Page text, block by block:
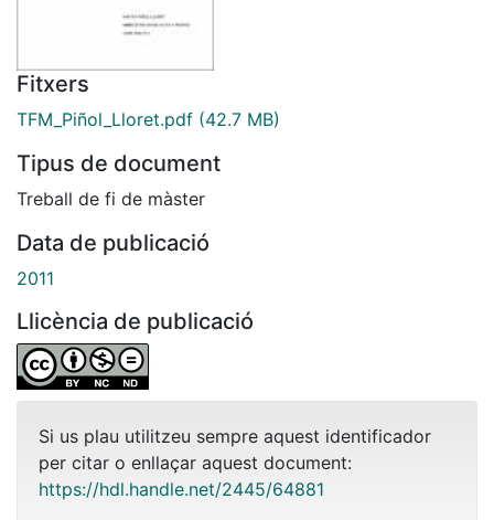
Fitxers
TFM_Piñol_Lloret.pdf (42.7 MB)
Tipus de document
Treball de fi de màster
Data de publicació
2011
Llicència de publicació
Si us plau utilitzeu sempre aquest identificador
per citar o enllaçar aquest document:
https://hdl.handle.net/2445/64881